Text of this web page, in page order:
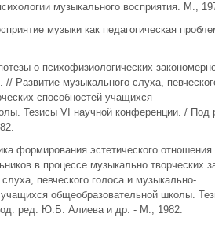
музыкального восприятия. М.,
музыки как педагогическая
о психофизиологических
// Развитие музыкального слуха,
способностей учащихся
Тезисы VI научной конференции. / Под
формирования эстетического отношения
в процессе музыкально творческих
певческого голоса и музыкально-
учащихся общеобразовательной школы.
ред. Ю.Б. Алиева и др. - М., 1982.